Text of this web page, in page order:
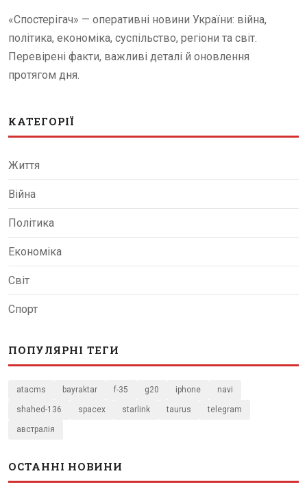
«Спостерігач» — оперативні новини України: війна,
політика, економіка, суспільство, регіони та світ.
Перевірені факти, важливі деталі й оновлення
протягом дня.
КАТЕГОРІЇ
Життя
Війна
Політика
Економіка
Світ
Спорт
ПОПУЛЯРНІ ТЕГИ
atacms bayraktar f-35 g20 iphone navi
shahed-136 spacex starlink taurus telegram
австралія
ОСТАННІ НОВИНИ